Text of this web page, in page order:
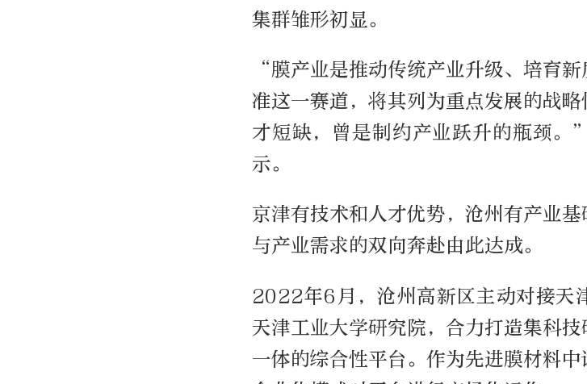
集群雏形初显。
“膜产业是推动传统产业升级、培育
准这一赛道，将其列为重点发展的战
才短缺，曾是制约产业跃升的瓶颈
示。
京津有技术和人才优势，沧州有产业
与产业需求的双向奔赴由此达成。
2022年6月，沧州高新区主动对接天
天津工业大学研究院，合力打造集科
一体的综合性平台。作为先进膜材料